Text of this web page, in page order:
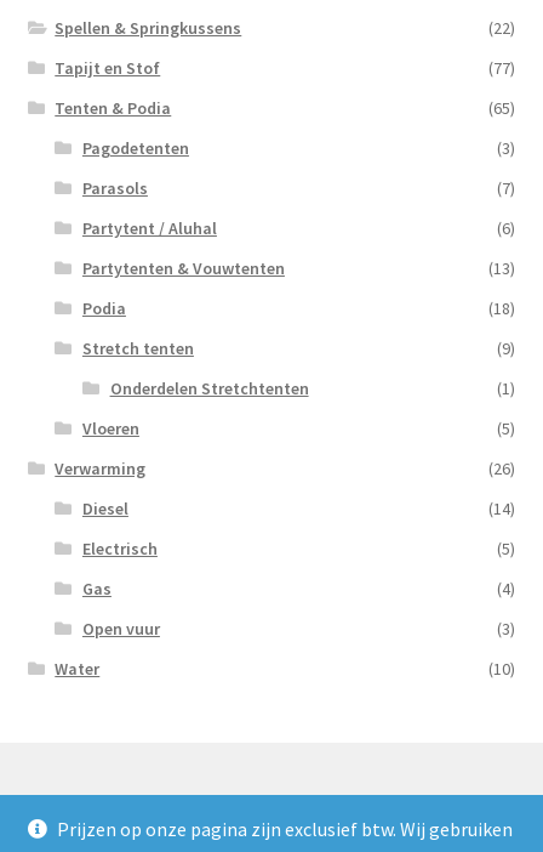
Prijzen op onze pagina zijn exclusief btw. Wij gebruiken
Spellen & Springkussens
(22)
Tapijt en Stof
(77)
Tenten & Podia
(65)
Pagodetenten
(3)
Parasols
(7)
Partytent / Aluhal
(6)
Partytenten & Vouwtenten
(13)
Podia
(18)
Stretch tenten
(9)
Onderdelen Stretchtenten
(1)
Vloeren
(5)
Verwarming
(26)
Diesel
(14)
Electrisch
(5)
Gas
(4)
Open vuur
(3)
Water
(10)
© Nooijens Verhuur 2026